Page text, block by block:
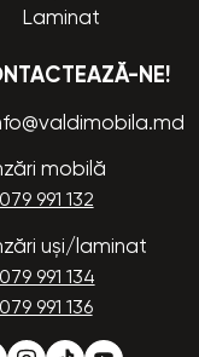
Laminat
NE!
mobilă
079 991 132
uși/laminat
079 991 134
079 991 136